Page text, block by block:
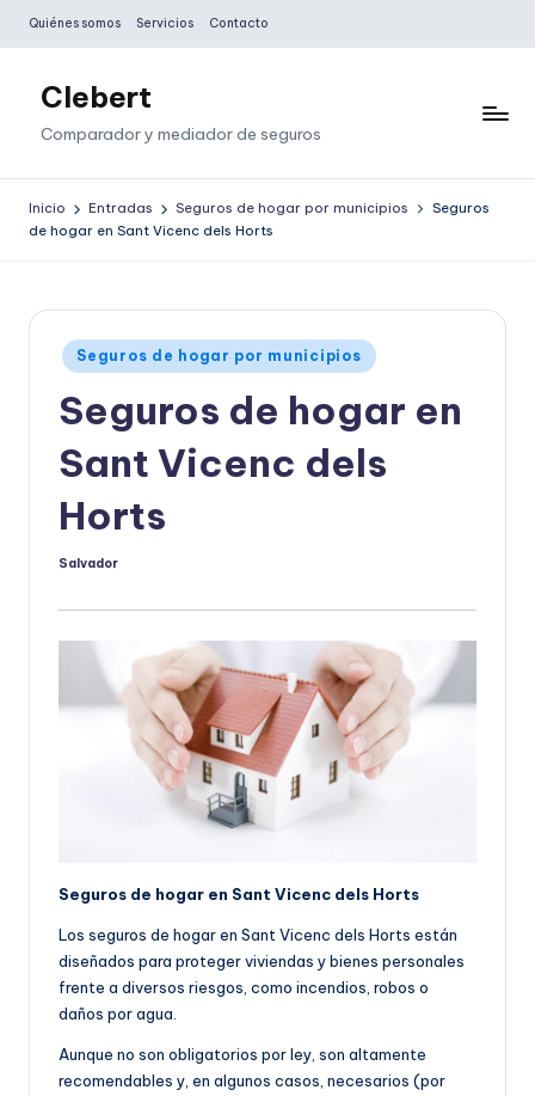
Saltar
contenido
Quiénes somos Servicios Contacto
Clebert
Comparador y mediador de seguros
Inicio Entradas Seguros de hogar por municipios
Seguros
de hogar en Sant Vicenc dels Horts
Publicado
en
Seguros de hogar por municipios
Seguros de hogar en
Sant Vicenc dels
Horts
Publicado
Salvador
Seguros de hogar en Sant Vicenc dels Horts
Los seguros de hogar en Sant Vicenc dels Horts están
diseñados para proteger viviendas y bienes personales
frente a diversos riesgos, como incendios, robos o
daños por agua.
Aunque no son obligatorios por ley, son altamente
recomendables y, en algunos casos, necesarios (por